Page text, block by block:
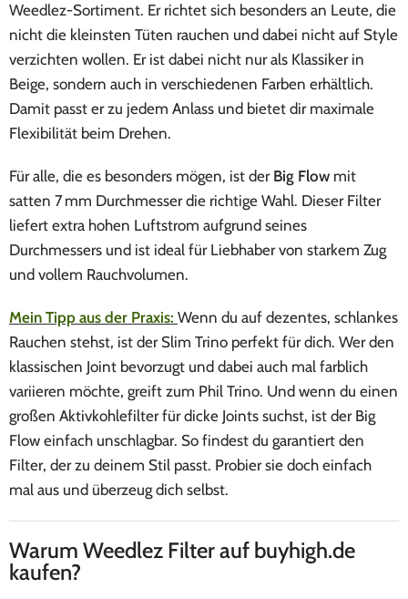
Weedlez-Sortiment. Er richtet sich besonders an Leute, die
nicht die kleinsten Tüten rauchen und dabei nicht auf Style
verzichten wollen. Er ist dabei nicht nur als Klassiker in
Beige, sondern auch in verschiedenen Farben erhältlich.
Damit passt er zu jedem Anlass und bietet dir maximale
Flexibilität beim Drehen.
Für alle, die es besonders mögen, ist der Big Flow mit
satten 7 mm Durchmesser die richtige Wahl. Dieser Filter
liefert extra hohen Luftstrom aufgrund seines
Durchmessers und ist ideal für Liebhaber von starkem Zug
und vollem Rauchvolumen.
Mein Tipp aus der Praxis: Wenn du auf dezentes, schlankes
Rauchen stehst, ist der Slim Trino perfekt für dich. Wer den
klassischen Joint bevorzugt und dabei auch mal farblich
variieren möchte, greift zum Phil Trino. Und wenn du einen
großen Aktivkohlefilter für dicke Joints suchst, ist der Big
Flow einfach unschlagbar. So findest du garantiert den
Filter, der zu deinem Stil passt. Probier sie doch einfach
mal aus und überzeug dich selbst.
Warum Weedlez Filter auf buyhigh.de
kaufen?